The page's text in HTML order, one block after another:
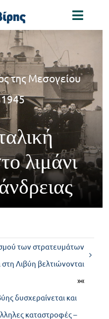
Toggle
της Μεσογείου
λιμάνι
των στρατευμάτων
Λιβύη βελτιώνονται
»«
δυσχεραίνεται και
καταστροφές –